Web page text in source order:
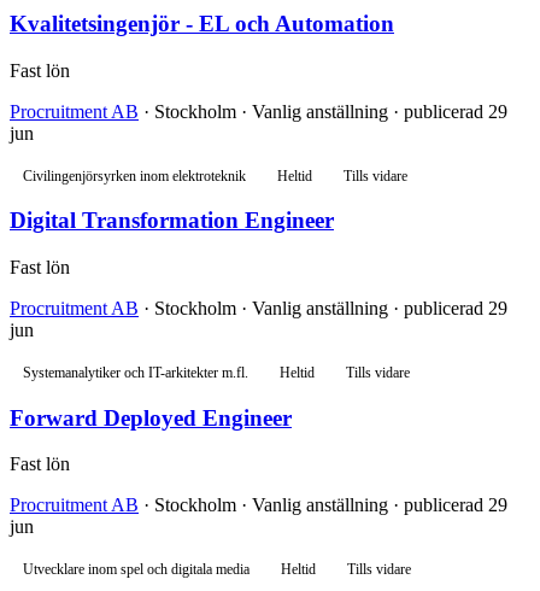
Kvalitetsingenjör - EL och Automation
Fast lön
Procruitment AB · Stockholm · Vanlig anställning · publicerad 29
jun
Civilingenjörsyrken inom elektroteknik Heltid Tills vidare
Digital Transformation Engineer
Fast lön
Procruitment AB · Stockholm · Vanlig anställning · publicerad 29
jun
Systemanalytiker och IT-arkitekter m.fl. Heltid Tills vidare
Forward Deployed Engineer
Fast lön
Procruitment AB · Stockholm · Vanlig anställning · publicerad 29
jun
Utvecklare inom spel och digitala media Heltid Tills vidare